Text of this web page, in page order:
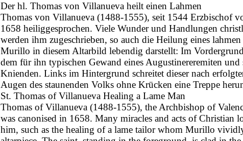
Der hl. Thomas von Villanueva heilt einen Lahmen
Thomas von Villanueva (1488-1555), seit 1544 Erzbischof
1658 heiliggesprochen. Viele Wunder und Handlungen
werden ihm zugeschrieben, so auch die Heilung eines
Murillo in diesem Altarbild lebendig darstellt: Im
dem für ihn typischen Gewand eines Augustinereremiten
Knienden. Links im Hintergrund schreitet dieser nach
Augen des staunenden Volks ohne Krücken eine Treppe
St. Thomas of Villanueva Healing a Lame Man
Thomas of Villanueva (1488-1555), the Archbishop of
was canonised in 1658. Many miracles and acts of Christian
him, such as the healing of a lame tailor whom Murillo